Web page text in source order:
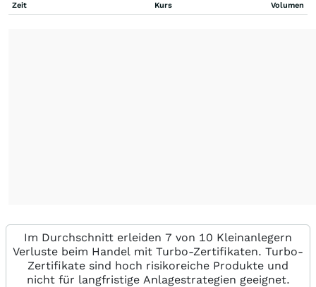
Zeit Kurs Volumen
Im Durchschnitt erleiden 7 von 10 Kleinanlegern
Verluste beim Handel mit Turbo-Zertifikaten. Turbo-
Zertifikate sind hoch risikoreiche Produkte und
nicht für langfristige Anlagestrategien geeignet.